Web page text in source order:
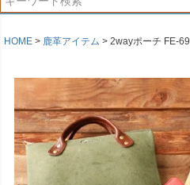
HOME 鹿革アイテム 2wayポーチ FE-69